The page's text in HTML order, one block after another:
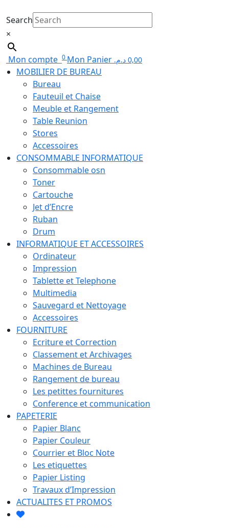
Search
×
Mon compte 0 Mon Panier 0,00 د.م.
MOBILIER DE BUREAU
Bureau
Fauteuil et Chaise
Meuble et Rangement
Table Reunion
Stores
Accessoires
CONSOMMABLE INFORMATIQUE
Consommable osn
Toner
Cartouche
Jet d’Encre
Ruban
Drum
INFORMATIQUE ET ACCESSOIRES
Ordinateur
Impression
Tablette et Telephone
Multimedia
Sauvegard et Nettoyage
Accessoires
FOURNITURE
Ecriture et Correction
Classement et Archivages
Machines de Bureau
Rangement de bureau
Les petittes fournitures
Conference et communication
PAPETERIE
Papier Blanc
Papier Couleur
Courrier et Bloc Note
Les etiquettes
Papier Listing
Travaux d’Impression
ACTUALITES ET PROMOS